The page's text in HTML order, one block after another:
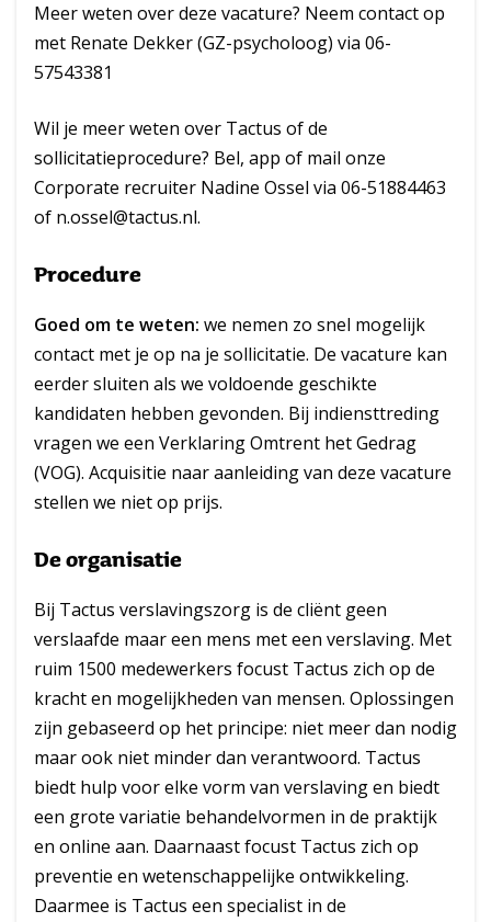
Meer weten over deze vacature? Neem contact op
met Renate Dekker (GZ-psycholoog) via 06-
57543381
Wil je meer weten over Tactus of de
sollicitatieprocedure? Bel, app of mail onze
Corporate recruiter Nadine Ossel via 06-51884463
of n.ossel@tactus.nl.
Procedure
Goed om te weten: we nemen zo snel mogelijk
contact met je op na je sollicitatie. De vacature kan
eerder sluiten als we voldoende geschikte
kandidaten hebben gevonden. Bij indiensttreding
vragen we een Verklaring Omtrent het Gedrag
(VOG). Acquisitie naar aanleiding van deze vacature
stellen we niet op prijs.
De organisatie
Bij Tactus verslavingszorg is de cliënt geen
verslaafde maar een mens met een verslaving. Met
ruim 1500 medewerkers focust Tactus zich op de
kracht en mogelijkheden van mensen. Oplossingen
zijn gebaseerd op het principe: niet meer dan nodig
maar ook niet minder dan verantwoord. Tactus
biedt hulp voor elke vorm van verslaving en biedt
een grote variatie behandelvormen in de praktijk
en online aan. Daarnaast focust Tactus zich op
preventie en wetenschappelijke ontwikkeling.
Daarmee is Tactus een specialist in de